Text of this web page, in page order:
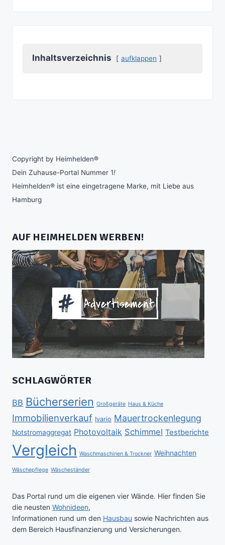
Inhaltsverzeichnis aufklappen
Copyright by Heimhelden®
Dein Zuhause-Portal Nummer 1!
Heimhelden® ist eine eingetragene Marke, mit Liebe aus
Hamburg
AUF HEIMHELDEN WERBEN!
SCHLAGWÖRTER
BB Bücherserien Großgeräte Haus & Küche
Immobilienverkauf Ivario Mauertrockenlegung
Notstromaggregat Photovoltaik Schimmel Testberichte
Vergleich Waschmaschinen & Trockner Weihnachten
Wäschepflege Wäscheständer
Das Portal rund um die eigenen vier Wände. Hier finden Sie
die neusten Wohnideen,
Informationen rund um den Hausbau sowie Nachrichten aus
dem Bereich Hausfinanzierung und Versicherungen.